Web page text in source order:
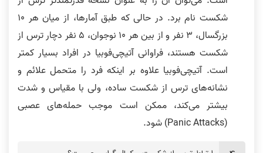
شکست نام برد. در حالی که طبق آمارها، از میان هر 10
بزرگسال، 3 نفر و از بین هر 10 نوجوان، 5 نفر دچار ترس از
شکست هستند، فراوانی آتیچی‌فوبیا در افراد بسیار کمتر
است. آتیچی‌فوبیا علاوه بر اینکه فرد را متحمل علائم و
نشانه‌های ترس از شکست ساده، ولی با مقیاس و شدت
بیشتر می‌کند، ممکن است موجب حمله‌های عصبی
(Panic Attacks) شود.